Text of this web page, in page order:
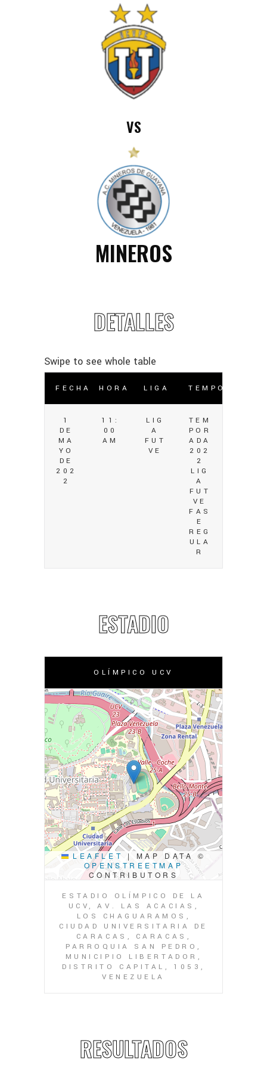
VS
MINEROS
DETALLES
FECHA HORA LIGA TEMPORADA
1
DE
MA
YO
DE
202
2
11:
00
AM
LIG
A
FUT
VE
TEM
POR
ADA
202
2
LIG
A
FUT
VE
FAS
E
REG
ULA
R
ESTADIO
OLÍMPICO UCV
LEAFLET |
MAP DATA ©
OPENSTREETMAP
CONTRIBUTORS
ESTADIO OLÍMPICO DE LA
UCV, AV. LAS ACACIAS,
LOS CHAGUARAMOS,
CIUDAD UNIVERSITARIA DE
CARACAS, CARACAS,
PARROQUIA SAN PEDRO,
MUNICIPIO LIBERTADOR,
DISTRITO CAPITAL, 1053,
VENEZUELA
RESULTADOS